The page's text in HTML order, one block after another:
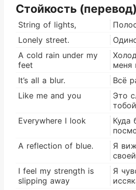
Стойкость (перевод)
String of lights,
Lonely street.
A cold rain under my
feet
меня
It’s all a blur.
Всё
Like me and you
Это
Everywhere I look
Куда
A reflection of blue.
Я
I feel my strength is
slipping away
Я